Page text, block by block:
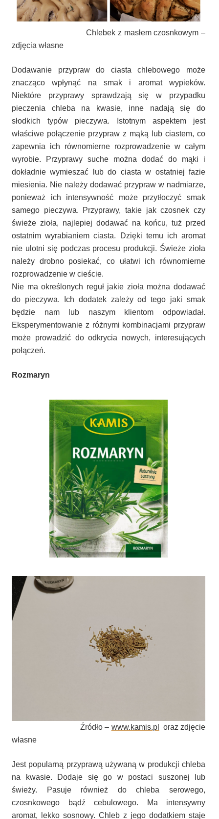
Chlebek z masłem czosnkowym –
zdjęcia własne
Dodawanie przypraw do ciasta chlebowego może
znacząco wpłynąć na smak i aromat wypieków.
Niektóre przyprawy sprawdzają się w przypadku
pieczenia chleba na kwasie, inne nadają się do
słodkich typów pieczywa. Istotnym aspektem jest
właściwe połączenie przypraw z mąką lub ciastem, co
zapewnia ich równomierne rozprowadzenie w całym
wyrobie. Przyprawy suche można dodać do mąki i
dokładnie wymieszać lub do ciasta w ostatniej fazie
miesienia. Nie należy dodawać przypraw w nadmiarze,
ponieważ ich intensywność może przytłoczyć smak
samego pieczywa. Przyprawy, takie jak czosnek czy
świeże zioła, najlepiej dodawać na końcu, tuż przed
ostatnim wyrabianiem ciasta. Dzięki temu ich aromat
nie ulotni się podczas procesu produkcji. Świeże zioła
należy drobno posiekać, co ułatwi ich równomierne
rozprowadzenie w cieście.
Nie ma określonych reguł jakie zioła można dodawać
do pieczywa. Ich dodatek zależy od tego jaki smak
będzie nam lub naszym klientom odpowiadał.
Eksperymentowanie z różnymi kombinacjami przypraw
może prowadzić do odkrycia nowych, interesujących
połączeń.
Rozmaryn
Źródło – www.kamis.pl
oraz zdjęcie
własne
Jest popularną przyprawą używaną w produkcji chleba
na kwasie. Dodaje się go w postaci suszonej lub
świeży. Pasuje również do chleba serowego,
czosnkowego bądź cebulowego. Ma intensywny
aromat, lekko sosnowy. Chleb z jego dodatkiem staje